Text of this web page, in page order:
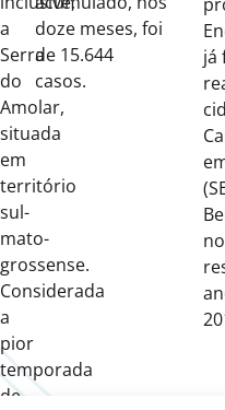
a
Serra
do
Amolar,
situada
em
território
sul-
mato-
grossense.
Considerada
a
pior
temporada
de
doze meses, foi
de 15.644
casos.
já